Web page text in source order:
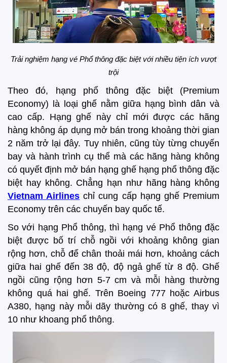
Trải nghiệm hạng vé Phổ thông đặc biệt với nhiều tiện ích vượt
trội
Theo đó, hạng phổ thông đặc biệt (Premium
Economy) là loại ghế nằm giữa hạng bình dân và
cao cấp. Hạng ghế này chỉ mới được các hãng
hàng không áp dụng mở bán trong khoảng thời gian
2 năm trở lại đây. Tuy nhiên, cũng tùy từng chuyến
bay và hành trình cụ thể mà các hãng hàng không
có quyết định mở bán hạng ghế hạng phổ thông đặc
biệt hay không. Chẳng hạn như hãng hàng không
Vietnam Airlines chỉ cung cấp hạng ghế Premium
Economy trên các chuyến bay quốc tế.
So với hạng Phổ thông, thì hạng vé Phổ thông đặc
biệt được bố trí chỗ ngồi với khoảng không gian
rộng hơn, chỗ để chân thoải mái hơn, khoảng cách
giữa hai ghế đến 38 độ, độ ngả ghế từ 8 độ. Ghế
ngồi cũng rộng hơn 5-7 cm và mỗi hàng thường
không quá hai ghế. Trên Boeing 777 hoặc Airbus
A380, hạng này mỗi dãy thường có 8 ghế, thay vì
10 như khoang phổ thông.